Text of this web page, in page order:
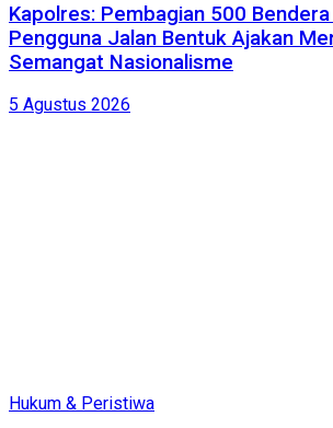
Kapolres: Pembagian 500
Pengguna Jalan Bentuk Ajakan
Semangat Nasionalisme
5 Agustus 2026
Hukum & Peristiwa